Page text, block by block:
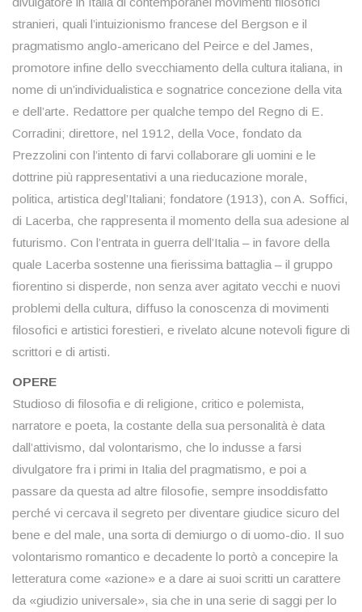
stranieri, quali l’intuizionismo francese del Bergson e il
pragmatismo anglo-americano del Peirce e del James,
promotore infine dello svecchiamento della cultura italiana, in
nome di un’individualistica e sognatrice concezione della vita
e dell’arte. Redattore per qualche tempo del Regno di E.
Corradini; direttore, nel 1912, della Voce, fondato da
Prezzolini con l’intento di farvi collaborare gli uomini e le
dottrine più rappresentativi a una rieducazione morale,
politica, artistica degl’Italiani; fondatore (1913), con A. Soffici,
di Lacerba, che rappresenta il momento della sua adesione al
futurismo. Con l’entrata in guerra dell’Italia – in favore della
quale Lacerba sostenne una fierissima battaglia – il gruppo
fiorentino si disperde, non senza aver agitato vecchi e nuovi
problemi della cultura, diffuso la conoscenza di movimenti
filosofici e artistici forestieri, e rivelato alcune notevoli figure di
scrittori e di artisti.
OPERE
Studioso di filosofia e di religione, critico e polemista,
narratore e poeta, la costante della sua personalità è data
dall’attivismo, dal volontarismo, che lo indusse a farsi
divulgatore fra i primi in Italia del pragmatismo, e poi a
passare da questa ad altre filosofie, sempre insoddisfatto
perché vi cercava il segreto per diventare giudice sicuro del
bene e del male, una sorta di demiurgo o di uomo-dio. Il suo
volontarismo romantico e decadente lo portò a concepire la
letteratura come «azione» e a dare ai suoi scritti un carattere
da «giudizio universale», sia che in una serie di saggi per lo